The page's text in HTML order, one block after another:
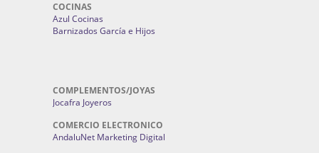
COCINAS
Azul Cocinas
Barnizados García e Hijos
COMPLEMENTOS/JOYAS
Jocafra Joyeros
COMERCIO ELECTRONICO
AndaluNet Marketing Digital